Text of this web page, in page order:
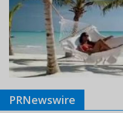
PRNewswire